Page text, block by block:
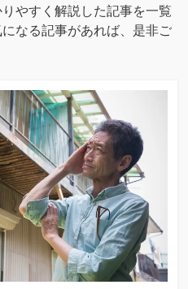
やすく解説した記事を一覧
なる記事があれば、是非ご